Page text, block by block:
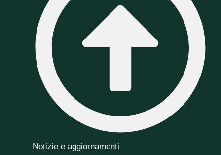
Notizie e aggiornamenti